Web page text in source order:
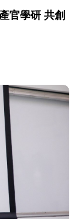
研 共創